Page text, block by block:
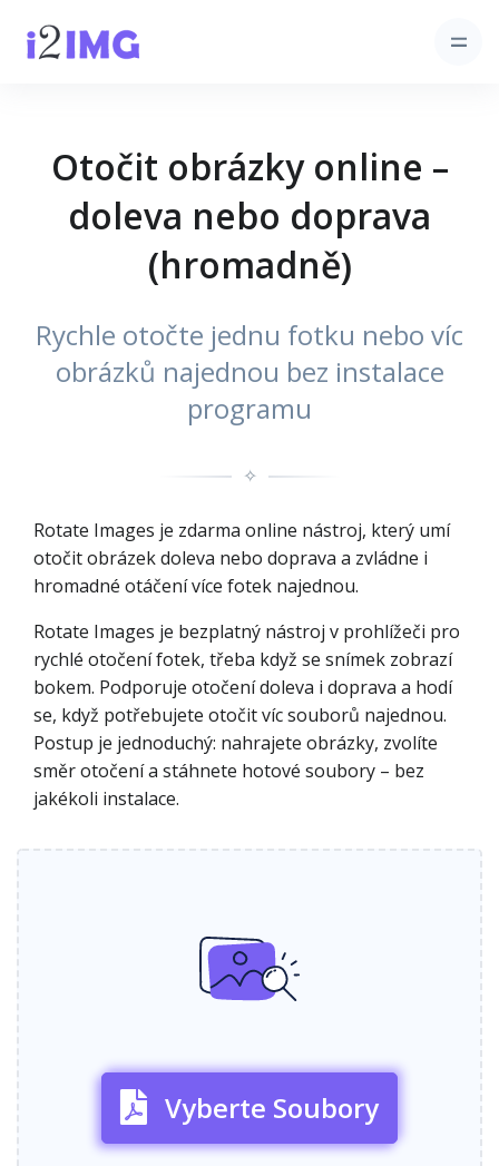
Otočit obrázky online –
doleva nebo doprava
(hromadně)
Rychle otočte jednu fotku nebo víc
obrázků najednou bez instalace
programu
✧
Rotate Images je zdarma online nástroj, který umí
otočit obrázek doleva nebo doprava a zvládne i
hromadné otáčení více fotek najednou.
Rotate Images je bezplatný nástroj v prohlížeči pro
rychlé otočení fotek, třeba když se snímek zobrazí
bokem. Podporuje otočení doleva i doprava a hodí
se, když potřebujete otočit víc souborů najednou.
Postup je jednoduchý: nahrajete obrázky, zvolíte
směr otočení a stáhnete hotové soubory – bez
jakékoli instalace.
Vyberte Soubory